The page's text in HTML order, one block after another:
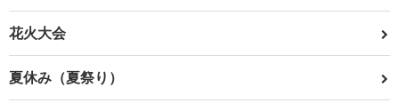
花火大会
夏休み（夏祭り）